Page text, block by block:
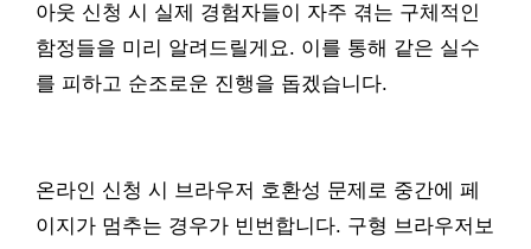
아웃 신청 시 실제 경험자들이 자주 겪는 구체적인
함정들을 미리 알려드릴게요. 이를 통해 같은 실수
를 피하고 순조로운 진행을 돕겠습니다.
온라인 신청 시 브라우저 호환성 문제로 중간에 페
이지가 멈추는 경우가 빈번합니다. 구형 브라우저보